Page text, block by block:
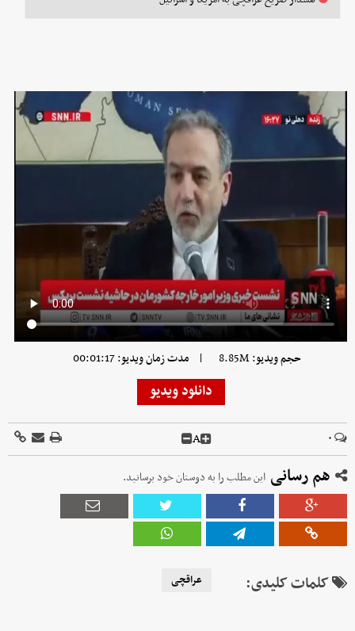
حجم ویدیو: 8.85M | مدت زمان ویدیو: 00:01:17
دانلود ویدیو
۰ A
هم رسانی این مطلب را به دوستان خود برسانید.
کلمات کلیدی: عراقچی